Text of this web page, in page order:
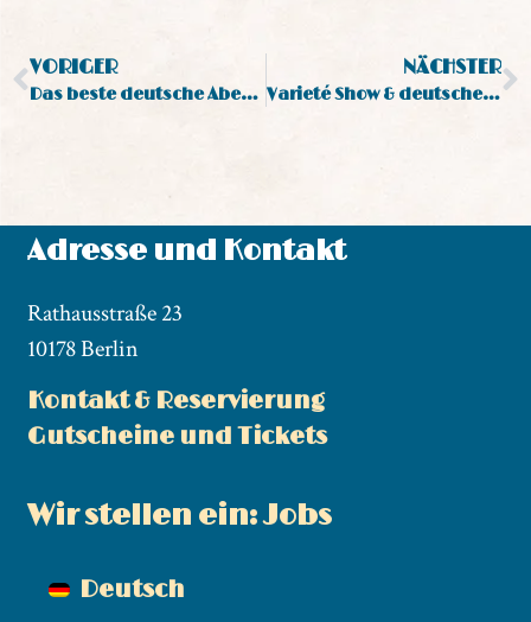
VORIGER
Das beste deutsche Abendessen in Berlins Mitte 2026
NÄCHSTER
Varieté Show & deutsche Küche: Deine Wilde Matilde Show in Berlin Mitte 2026
Adresse und Kontakt
Rathausstraße 23
10178 Berlin
Kontakt & Reservierung
Gutscheine und Tickets
Wir stellen ein: Jobs
Deutsch